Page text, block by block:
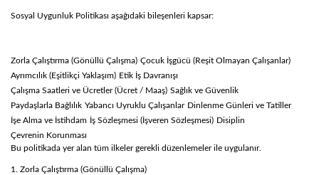
Sosyal Uygunluk Politikası aşağıdaki bileşenleri kapsar:
Zorla Çalıştırma (Gönüllü Çalışma) Çocuk İşgücü (Reşit Olmayan Çalışanlar)
Ayrımcılık (Eşitlikçi Yaklaşım) Etik İş Davranışı
Çalışma Saatleri ve Ücretler (Ücret / Maaş) Sağlık ve Güvenlik
Paydaşlarla Bağlılık Yabancı Uyruklu Çalışanlar Dinlenme Günleri ve Tatiller
İşe Alma ve İstihdam İş Sözleşmesi (İşveren Sözleşmesi) Disiplin
Çevrenin Korunması
Bu politikada yer alan tüm ilkeler gerekli düzenlemeler ile uygulanır.
1. Zorla Çalıştırma (Gönüllü Çalışma)